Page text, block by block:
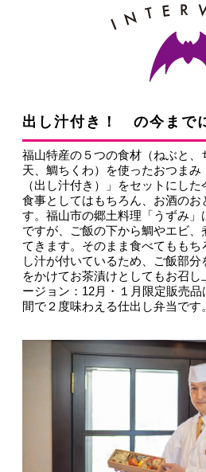
出し汁付き！ の今まで
福山特産の５つの食材（ねぶと
天、鯛ちくわ）を使ったおつま
（出し汁付き）」をセットにし
食事としてはもちろん、お酒の
す。福山市の郷土料理「うずみ
ですが、ご飯の下から鯛やエビ
てきます。そのまま食べてもも
し汁が付いているため、ご飯部
をかけてお茶漬けとしてもお召
ージョン：12月・１月限定販売
間で２度味わえる仕出し弁当です。